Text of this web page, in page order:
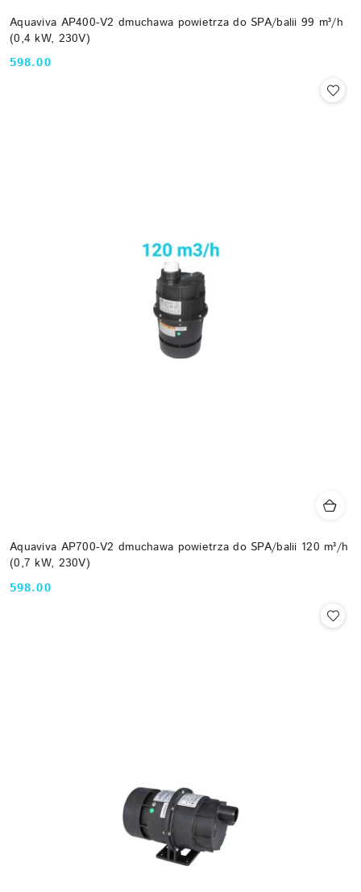
Aquaviva AP400-V2 dmuchawa powietrza do SPA/balii 99 m³/h
(0,4 kW, 230V)
Cena:
598.00
Aquaviva AP700-V2 dmuchawa powietrza do SPA/balii 120 m³/h
(0,7 kW, 230V)
Cena:
598.00